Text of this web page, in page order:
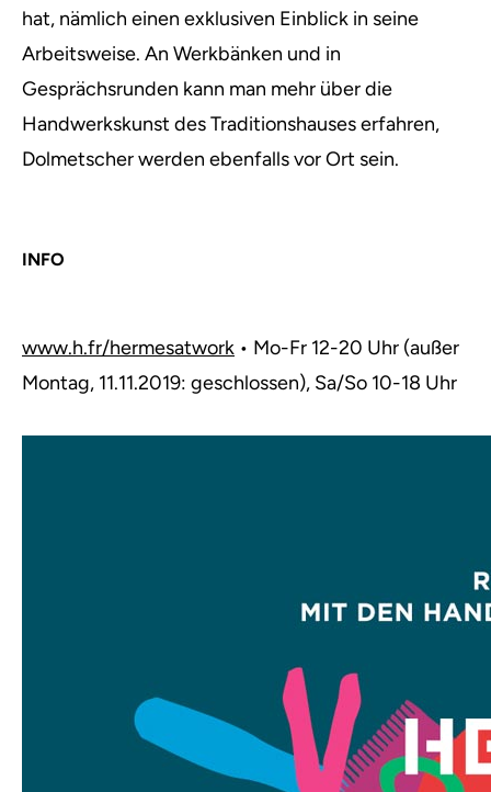
hat, nämlich einen exklusiven Einblick in seine
Arbeitsweise. An Werkbänken und in
Gesprächsrunden kann man mehr über die
Handwerkskunst des Traditionshauses erfahren,
Dolmetscher werden ebenfalls vor Ort sein.
INFO
www.h.fr/hermesatwork • Mo-Fr 12-20 Uhr (außer
Montag, 11.11.2019: geschlossen), Sa/So 10-18 Uhr